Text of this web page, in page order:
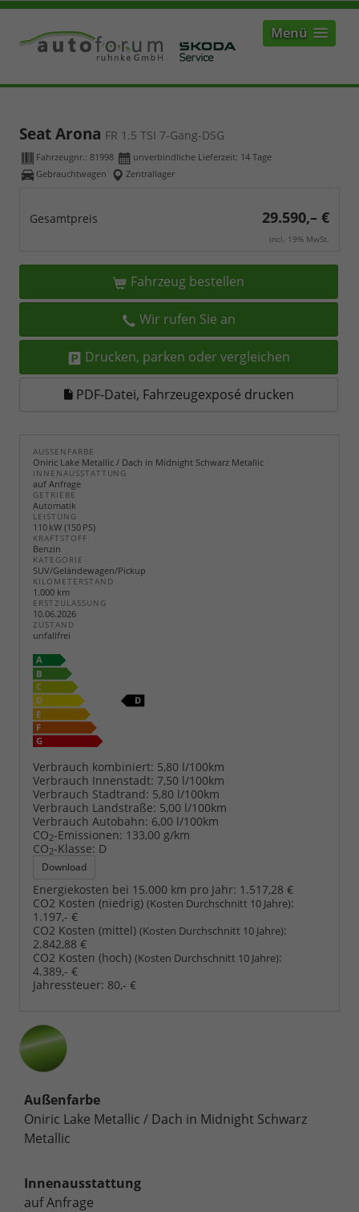
Menü
Seat Arona FR 1.5 TSI 7-Gang-DSG
Fahrzeugnr.: 81998 unverbindliche Lieferzeit: 14 Tage
Gebrauchtwagen
Zentrallager
Gesamtpreis 29.590,– €
incl. 19% MwSt.
Fahrzeug bestellen
Wir rufen Sie an
Drucken, parken oder vergleichen
PDF-Datei, Fahrzeugexposé drucken
AUSSENFARBE
Oniric Lake Metallic / Dach in Midnight Schwarz Metallic
INNENAUSSTATTUNG
auf Anfrage
GETRIEBE
Automatik
LEISTUNG
110 kW (150 PS)
KRAFTSTOFF
Benzin
KATEGORIE
SUV/Geländewagen/Pickup
KILOMETERSTAND
1.000 km
ERSTZULASSUNG
10.06.2026
ZUSTAND
unfallfrei
Verbrauch kombiniert: 5,80 l/100km
Verbrauch Innenstadt: 7,50 l/100km
Verbrauch Stadtrand: 5,80 l/100km
Verbrauch Landstraße: 5,00 l/100km
Verbrauch Autobahn: 6,00 l/100km
CO2-Emissionen: 133,00 g/km
CO2-Klasse: D
Download
Energiekosten bei 15.000 km pro Jahr: 1.517,28 €
CO2 Kosten (niedrig) (Kosten Durchschnitt 10 Jahre):
1.197,- €
CO2 Kosten (mittel) (Kosten Durchschnitt 10 Jahre):
2.842,88 €
CO2 Kosten (hoch) (Kosten Durchschnitt 10 Jahre):
4.389,- €
Jahressteuer: 80,- €
Außenfarbe
Oniric Lake Metallic / Dach in Midnight Schwarz
Metallic
Innenausstattung
auf Anfrage